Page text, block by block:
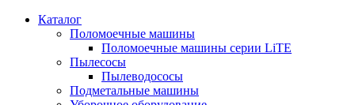
Каталог
Поломоечные машины
Поломоечные машины серии LiTE
Пылесосы
Пылеводососы
Подметальные машины